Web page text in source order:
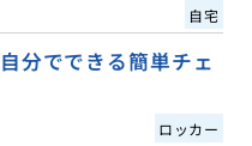
自宅
分でできる簡単チェ
ロッカー